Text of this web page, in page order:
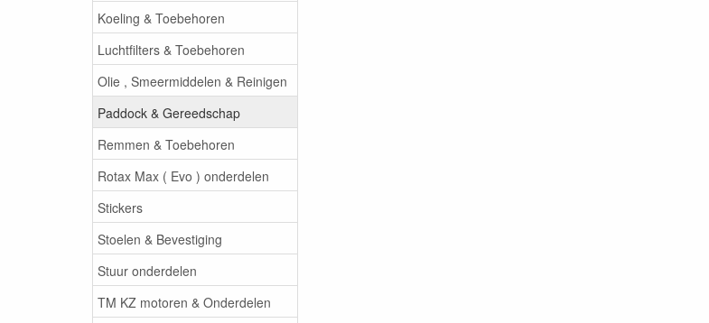
Koeling & Toebehoren
Luchtfilters & Toebehoren
Olie , Smeermiddelen & Reinigen
Paddock & Gereedschap
Remmen & Toebehoren
Rotax Max ( Evo ) onderdelen
Stickers
Stoelen & Bevestiging
Stuur onderdelen
TM KZ motoren & Onderdelen